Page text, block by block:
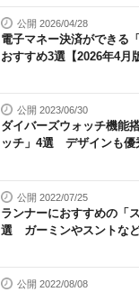
公開 2026/04/28
電子マネー決済ができる
おすすめ3選【2026年4月
公開 2023/06/30
ダイバーズウォッチ機能
ッチ」4選 デザインも優
公開 2022/07/25
ランナーにおすすめの「
選 ガーミンやスントな
公開 2022/08/08